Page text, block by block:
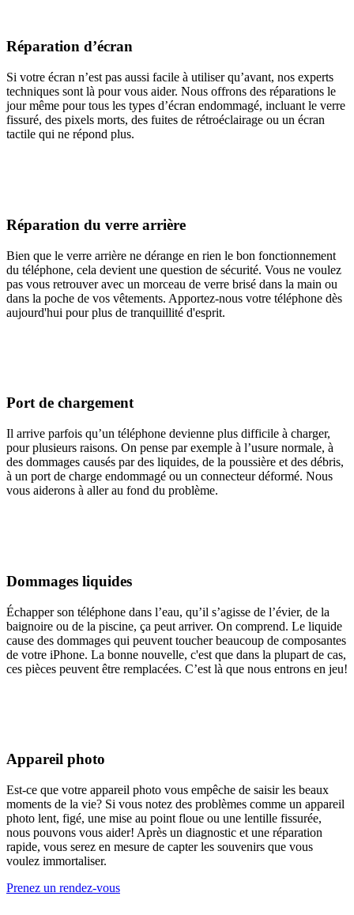
Réparation d’écran
Si votre écran n’est pas aussi facile à utiliser qu’avant, nos experts
techniques sont là pour vous aider. Nous offrons des réparations le
jour même pour tous les types d’écran endommagé, incluant le verre
fissuré, des pixels morts, des fuites de rétroéclairage ou un écran
tactile qui ne répond plus.
Réparation du verre arrière
Bien que le verre arrière ne dérange en rien le bon fonctionnement
du téléphone, cela devient une question de sécurité. Vous ne voulez
pas vous retrouver avec un morceau de verre brisé dans la main ou
dans la poche de vos vêtements. Apportez-nous votre téléphone dès
aujourd'hui pour plus de tranquillité d'esprit.
Port de chargement
Il arrive parfois qu’un téléphone devienne plus difficile à charger,
pour plusieurs raisons. On pense par exemple à l’usure normale, à
des dommages causés par des liquides, de la poussière et des débris,
à un port de charge endommagé ou un connecteur déformé. Nous
vous aiderons à aller au fond du problème.
Dommages liquides
Échapper son téléphone dans l’eau, qu’il s’agisse de l’évier, de la
baignoire ou de la piscine, ça peut arriver. On comprend. Le liquide
cause des dommages qui peuvent toucher beaucoup de composantes
de votre iPhone. La bonne nouvelle, c'est que dans la plupart de cas,
ces pièces peuvent être remplacées. C’est là que nous entrons en jeu!
Appareil photo
Est-ce que votre appareil photo vous empêche de saisir les beaux
moments de la vie? Si vous notez des problèmes comme un appareil
photo lent, figé, une mise au point floue ou une lentille fissurée,
nous pouvons vous aider! Après un diagnostic et une réparation
rapide, vous serez en mesure de capter les souvenirs que vous
voulez immortaliser.
Prenez un rendez-vous